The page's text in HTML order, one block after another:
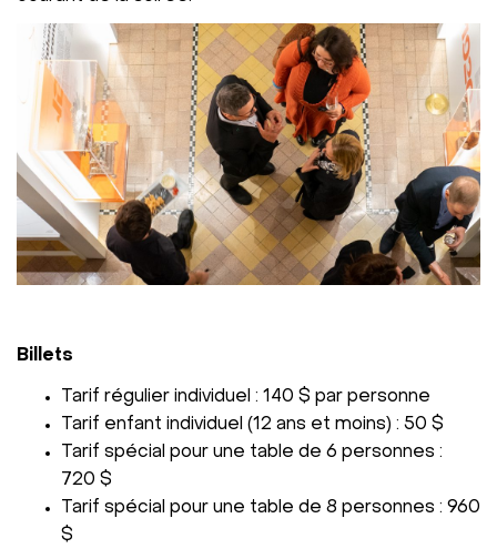
Billets
Tarif régulier individuel : 140 $ par personne
Tarif enfant individuel (12 ans et moins) : 50 $
Tarif spécial pour une table de 6 personnes :
720 $
Tarif spécial pour une table de 8 personnes : 960
$